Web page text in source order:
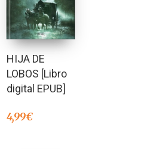
HIJA DE
LOBOS [Libro
digital EPUB]
4,99€